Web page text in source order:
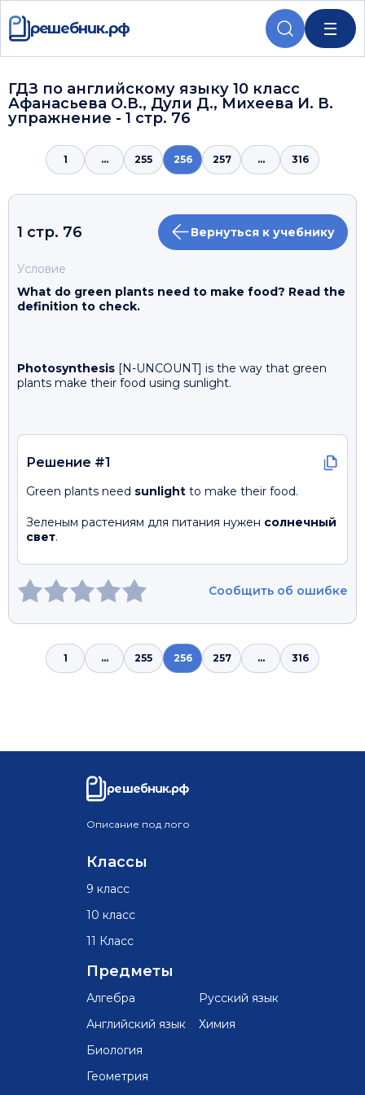
решебник.рф
ГДЗ по английскому языку 10 класс
Афанасьева О.В., Дули Д., Михеева И. В.
упражнение - 1 стр. 76
1 ... 255 256 257 ... 316
1 стр. 76 Вернуться к учебнику
Условие
What do green plants need to make food? Read the
definition to check.
Photosynthesis [N-UNCOUNT] is the way that green
plants make their food using sunlight.
Решение #1
Green plants need sunlight to make their food.
Зеленым растениям для питания нужен солнечный
свет.
Сообщить об ошибке
1 ... 255 256 257 ... 316
решебник.рф
Описание под лого
Классы
9 класс
10 класс
11 Класс
Предметы
Алгебра
Английский язык
Биология
Геометрия
Русский язык
Химия